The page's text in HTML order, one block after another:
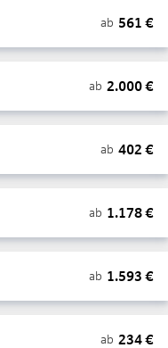
ab 561 €
ab 2.000€
ab 402 €
ab 1.178€
ab 1.593 €
ab 234€